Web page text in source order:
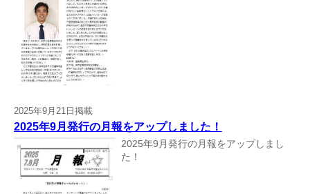
2025年9月21日掲載
2025年9月発行の月報をアップしました！
2025年9月発行の月報をアップしまし
た！